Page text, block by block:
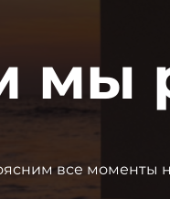
мы
все моменты